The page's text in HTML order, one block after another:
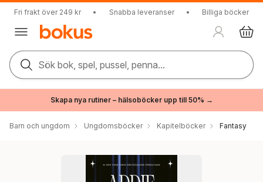
Fri frakt över 249 kr • Snabba leveranser • Billiga böcker
Sök bok, spel, pussel, penna...
Skapa nya rutiner – hälsoböcker upp till 50% →
Barn och ungdom Ungdomsböcker Kapitelböcker Fantasy